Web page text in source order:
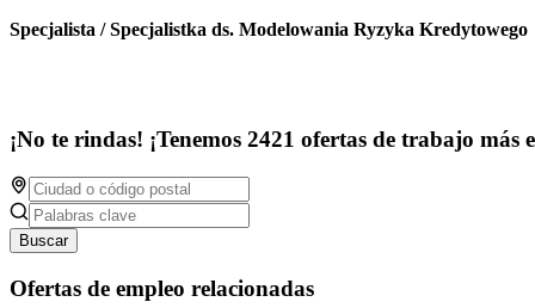
Specjalista / Specjalistka ds. Modelowania Ryzyka Kredytowego
¡No te rindas! ¡Tenemos 2421 ofertas de trabajo más
Buscar
Ofertas de empleo relacionadas